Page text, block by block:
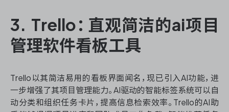
3. Trello：直观简洁的ai项目
管理软件看板工具
Trello以其简洁易用的看板界面闻名，现已引入AI功能，进
一步增强了其项目管理能力。AI驱动的智能标签系统可以自
动分类和组织任务卡片，提高信息检索效率。Trello的AI助